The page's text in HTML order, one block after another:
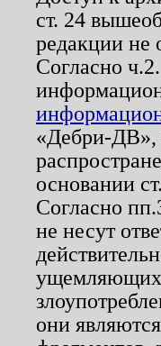
ст. 24
редакции не
Согласно
«Дебри-ДВ»,
основании
Согласно
не несут
ущемляющих
они